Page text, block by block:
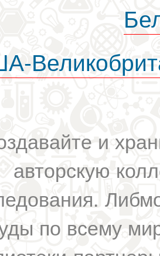
и
авторскую
по всему